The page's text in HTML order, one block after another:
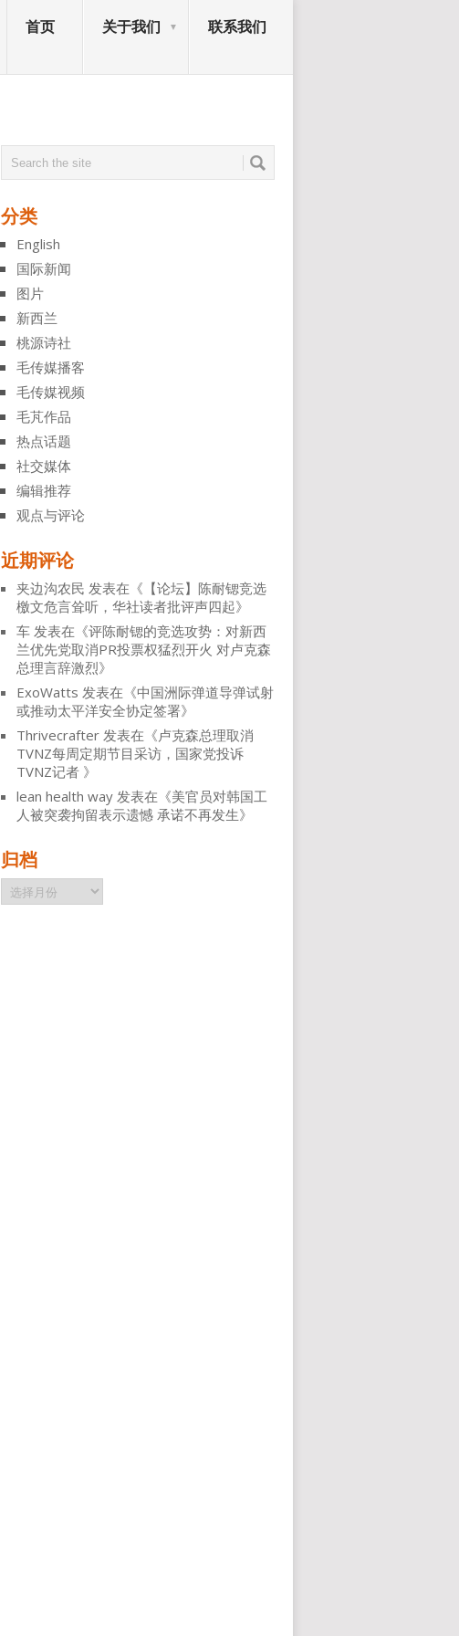
首页 关于我们 联系我们
分类
English
国际新闻
图片
新西兰
桃源诗社
毛传媒播客
毛传媒视频
毛芃作品
热点话题
社交媒体
编辑推荐
观点与评论
近期评论
夹边沟农民 发表在《 【论坛】陈耐锶竞选
檄文危言耸听，华社读者批评声四起》
车 发表在《评陈耐锶的竞选攻势：对新西
兰优先党取消PR投票权猛烈开火 对卢克森
总理言辞激烈》
ExoWatts 发表在《中国洲际弹道导弹试射
或推动太平洋安全协定签署》
Thrivecrafter 发表在《卢克森总理取消
TVNZ每周定期节目采访，国家党投诉
TVNZ记者 》
lean health way 发表在《美官员对韩国工
人被突袭拘留表示遗憾 承诺不再发生》
归档
归
档